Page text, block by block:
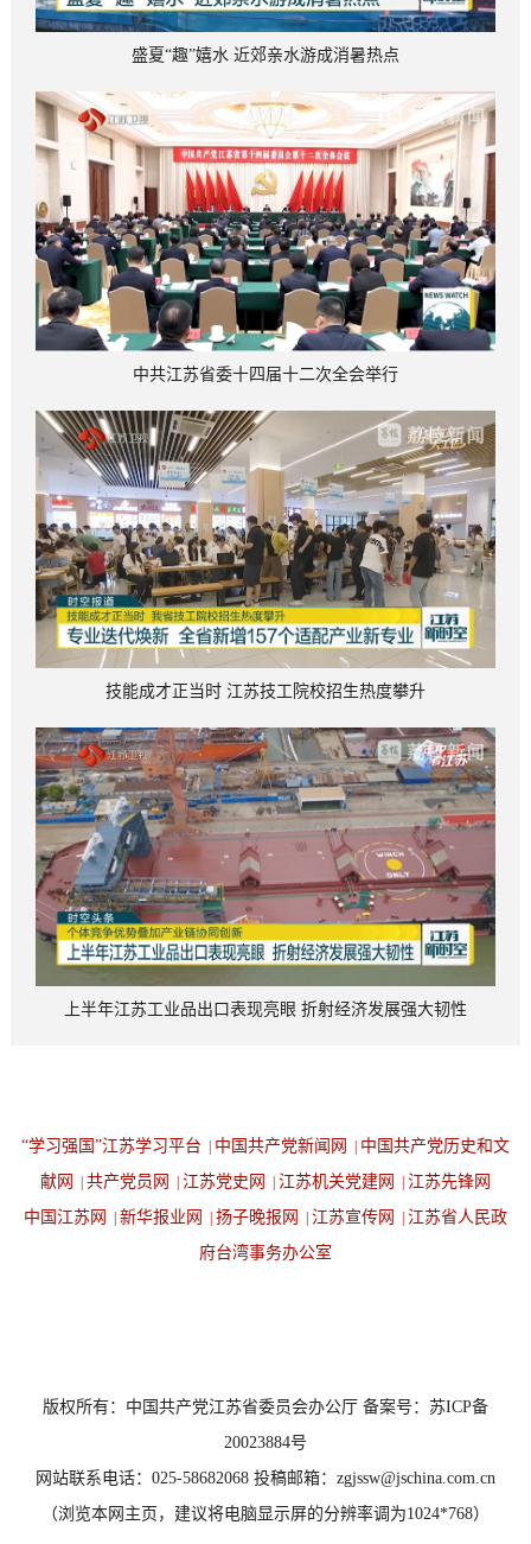
盛夏“趣”嬉水 近郊亲水游成消暑热点
中共江苏省委十四届十二次全会举行
技能成才正当时 江苏技工院校招生热度攀升
上半年江苏工业品出口表现亮眼 折射经济发展强大韧性
“学习强国”江苏学习平台 中国共产党新闻网
中国共产党历史和文
献网
共产党员网 江苏党史网 江苏机关党建网
江苏先锋网
中国江苏网
新华报业网 扬子晚报网 江苏宣传网
江苏省人民政
府台湾事务办公室
版权所有：中国共产党江苏省委员会办公厅 备案号：苏ICP备
20023884号
网站联系电话：025-58682068 投稿邮箱：zgjssw@jschina.com.cn
（浏览本网主页，建议将电脑显示屏的分辨率调为1024*768）